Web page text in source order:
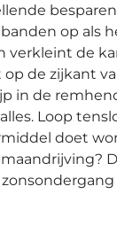
op als
verkleint de
de zijkant
in de
Loop
doet